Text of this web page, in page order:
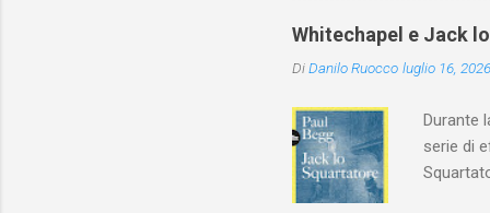
Whitechapel e Jack
DiDanilo Ruocco luglio 16, 2026
Durante
serie di